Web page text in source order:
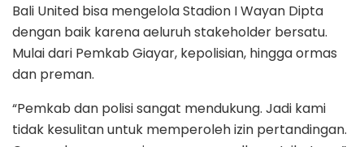
Bali United bisa mengelola Stadion I Wayan Dipta
dengan baik karena aeluruh stakeholder bersatu.
Mulai dari Pemkab Giayar, kepolisian, hingga ormas
dan preman.
“Pemkab dan polisi sangat mendukung. Jadi kami
tidak kesulitan untuk memperoleh izin pertandingan.